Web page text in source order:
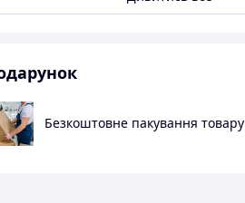
Безкоштовне пакування товару